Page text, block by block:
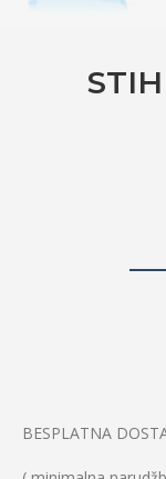
BESPLATNA